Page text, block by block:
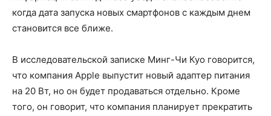
когда дата запуска новых смартфонов с каждым днем
становится все ближе.
В исследовательской записке Минг-Чи Куо говорится,
что компания Apple выпустит новый адаптер питания
на 20 Вт, но он будет продаваться отдельно. Кроме
того, он говорит, что компания планирует прекратить